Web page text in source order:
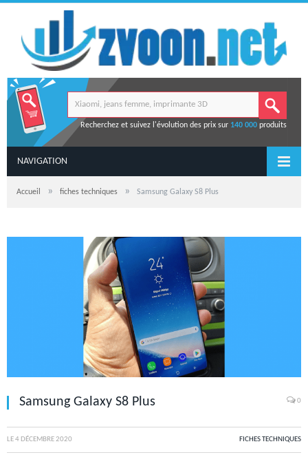
Recherchez et suivez l'évolution des prix sur 140 000produits
NAVIGATION
Accueil » fiches techniques » Samsung Galaxy S8 Plus
Samsung Galaxy S8 Plus 0
LE4 DÉCEMBRE 2020 FICHES TECHNIQUES